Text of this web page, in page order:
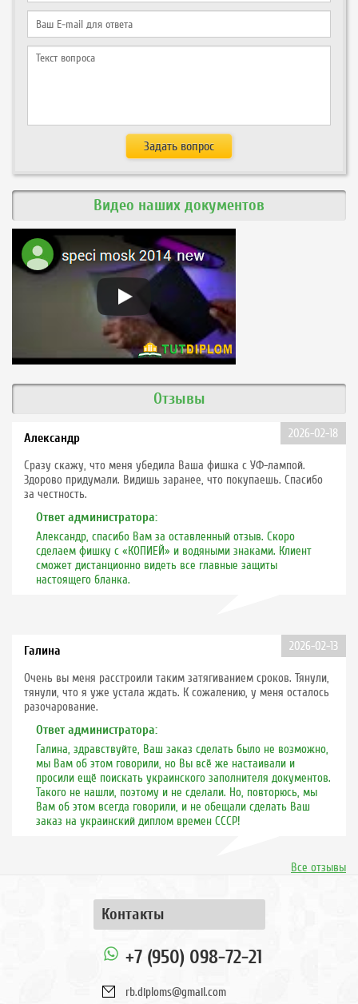
Видео наших документов
Отзывы
Александр 2026-02-18
Сразу скажу, что меня убедила Ваша фишка с УФ-лампой.
Здорово придумали. Видишь заранее, что покупаешь. Спасибо
за честность.
Ответ администратора:
Александр, спасибо Вам за оставленный отзыв. Скоро
сделаем фишку с «КОПИЕЙ» и водяными знаками. Клиент
сможет дистанционно видеть все главные защиты
настоящего бланка.
Галина 2026-02-13
Очень вы меня расстроили таким затягиванием сроков. Тянули,
тянули, что я уже устала ждать. К сожалению, у меня осталось
разочарование.
Ответ администратора:
Галина, здравствуйте, Ваш заказ сделать было не возможно,
мы Вам об этом говорили, но Вы всё же настаивали и
просили ещё поискать украинского заполнителя документов.
Такого не нашли, поэтому и не сделали. Но, повторюсь, мы
Вам об этом всегда говорили, и не обещали сделать Ваш
заказ на украинский диплом времен СССР!
Все отзывы
Контакты
+7 (950) 098-72-21
rb.diploms@gmail.com